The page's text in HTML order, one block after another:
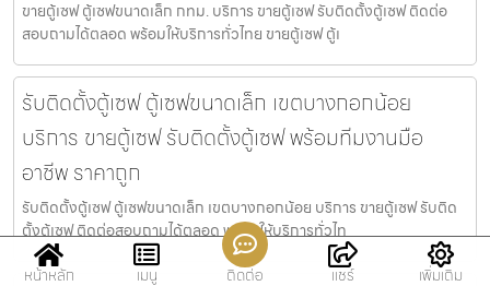
ขายตู้เซฟ ตู้เซฟขนาดเล็ก กทม. บริการ ขายตู้เซฟ รับติดตั้งตู้เซฟ ติดต่อ
สอบถามได้ตลอด พร้อมให้บริการทั่วไทย ขายตู้เซฟ ตู้เ
รับติดตั้งตู้เซฟ ตู้เซฟขนาดเล็ก เขตบางกอกน้อย
บริการ ขายตู้เซฟ รับติดตั้งตู้เซฟ พร้อมทีมงานมือ
อาชีพ ราคาถูก
รับติดตั้งตู้เซฟ ตู้เซฟขนาดเล็ก เขตบางกอกน้อย บริการ ขายตู้เซฟ รับติด
ตั้งตู้เซฟ ติดต่อสอบถามได้ตลอด พร้อมให้บริการทั่วไท
หน้าหลัก เมนู ติดต่อ แชร์ เพิ่มเติม